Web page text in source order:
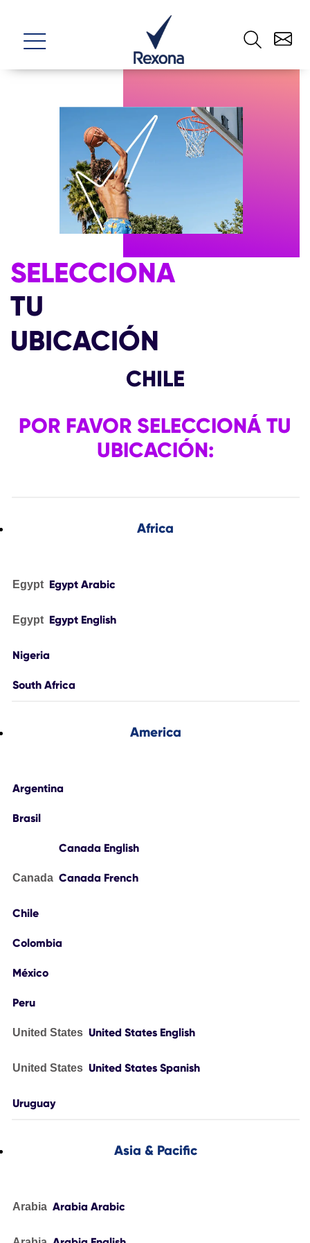
SELECCIONA
TU
UBICACIÓN
CHILE
POR FAVOR SELECCIONÁ TU
UBICACIÓN:
Africa
Egypt Egypt Arabic
Egypt Egypt English
Nigeria
South Africa
America
Argentina
Brasil
Canada
Canada English
Canada French
Chile
Colombia
México
Peru
United States United States English
United States United States Spanish
Uruguay
Asia & Pacific
Arabia Arabia Arabic